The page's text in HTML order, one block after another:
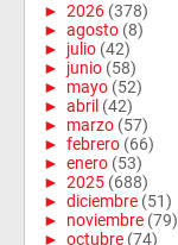
► 2026 (378)
► agosto (8)
► julio (42)
► junio (58)
► mayo (52)
► abril (42)
► marzo (57)
► febrero (66)
► enero (53)
► 2025 (688)
► diciembre (51)
► noviembre (79)
► octubre (74)